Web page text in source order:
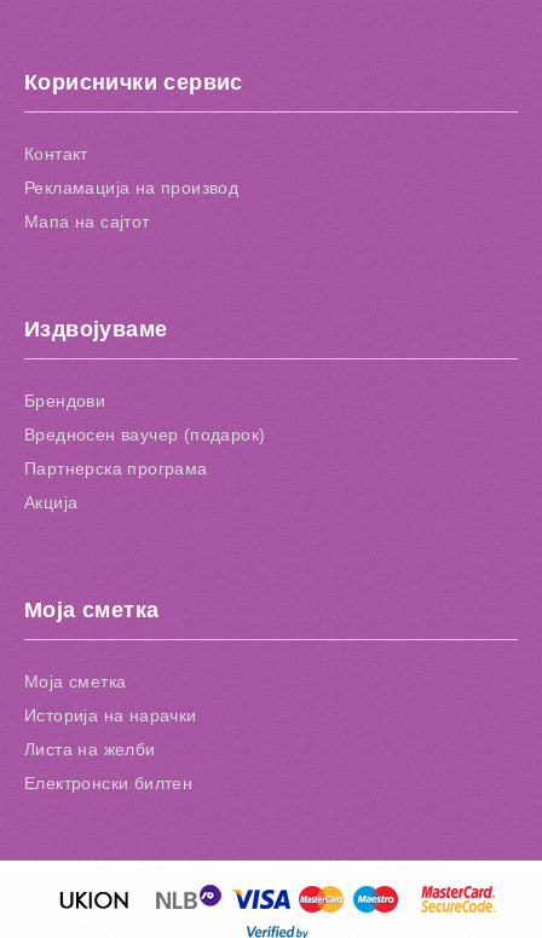
Кориснички сервис
Контакт
Рекламација на производ
Мапа на сајтот
Издвојуваме
Брендови
Вредносен ваучер (подарок)
Партнерска програма
Акција
Моја сметка
Моја сметка
Историја на нарачки
Листа на желби
Електронски билтен